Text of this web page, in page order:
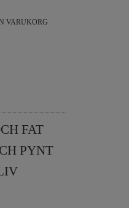
VARUKORG
FAT
PYNT